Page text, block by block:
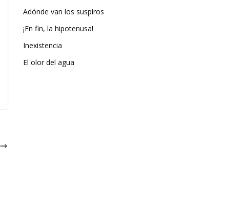
Adónde van los suspiros
¡En fin, la hipotenusa!
Inexistencia
El olor del agua